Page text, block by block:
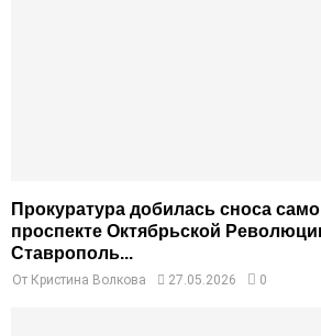
Прокуратура добилась сноса
проспекте Октябрьской
Ставрополь...
От Кристина Волкова 27.05.2026 0